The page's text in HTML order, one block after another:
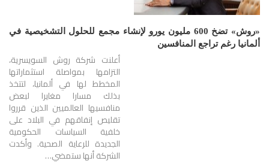
«روش» تضخ 600 مليون يورو لإنشاء مجمع للحلول التشخيصية في
ألمانيا رغم تراجع المنافسين
أعلنت شركة روش السويسرية،
التزامها بمواصلة استثماراتها
المخطط لها في ألمانيا، لتتخذ
بذلك مسارا مغايرا لبعض
منافسيها العالميين الذين قرروا
تقليص إنفاقهم في البلاد على
خلفية السياسات الحكومية
الجديدة للرعاية الصحية. وأكدت
الشركة أنها ستمضي…